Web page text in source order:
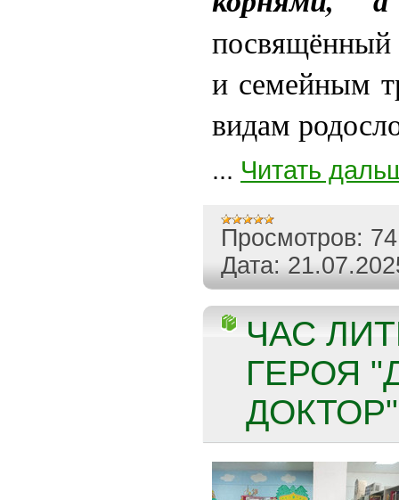
и семейным
видам
... Читать
Просмотров: 74
Дата:
ЧАС
ГЕРОЯ
ДОКТОР"